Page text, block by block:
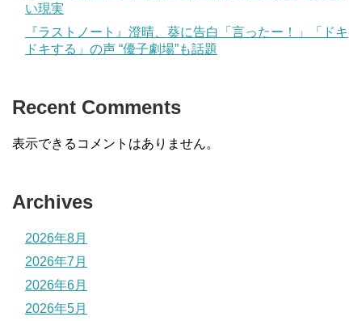
い現実
『ラストノート』澄晴、葵に告白「言ったー！」「ドキ
ドキする」の声 “優子劇場”も話題
Recent Comments
表示できるコメントはありません。
Archives
2026年8月
2026年7月
2026年6月
2026年5月